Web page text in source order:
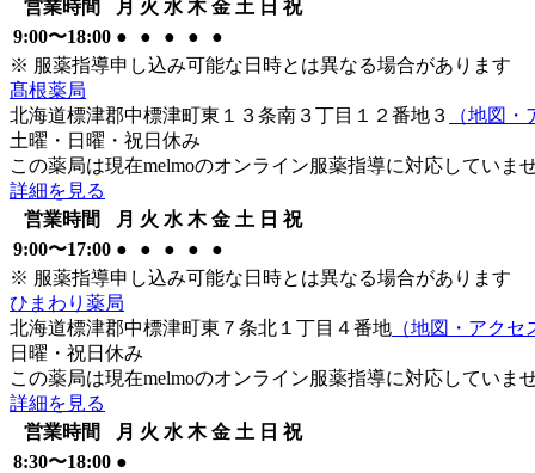
営業時間
月 火 水 木 金 土 日 祝
9:00〜18:00 ● ● ● ●
●
※ 服薬指導申し込み可能な日時とは異なる場合があります
髙根薬局
北海道標津郡中標津町東１３条南３丁目１２番地３
（地図・
土曜・日曜・祝日 休み
この薬局は現在melmoのオンライン服薬指導に対応していま
詳細を見る
営業時間
月 火 水 木 金 土 日 祝
9:00〜17:00 ● ● ● ●
●
※ 服薬指導申し込み可能な日時とは異なる場合があります
ひまわり薬局
北海道標津郡中標津町東７条北１丁目４番地 （地図・アクセ
日曜・祝日 休み
この薬局は現在melmoのオンライン服薬指導に対応していま
詳細を見る
営業時間
月 火 水 木 金 土 日 祝
8:30〜18:00 ●